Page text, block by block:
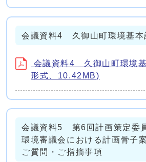
会議資料4 久御山町環境基本
会議資料4 久御山町環境
形式、10.42MB)
会議資料5 第6回計画策定委
環境審議会における計画骨子
ご質問・ご指摘事項